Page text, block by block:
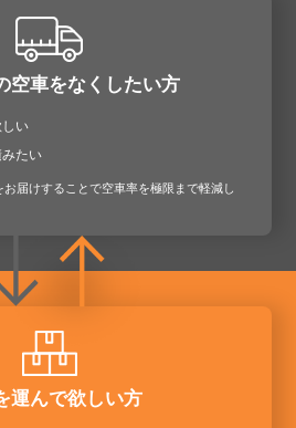
空車をなくしたい方
い
みたい
届けすることで空車率を極限まで軽減し
運んで欲しい方